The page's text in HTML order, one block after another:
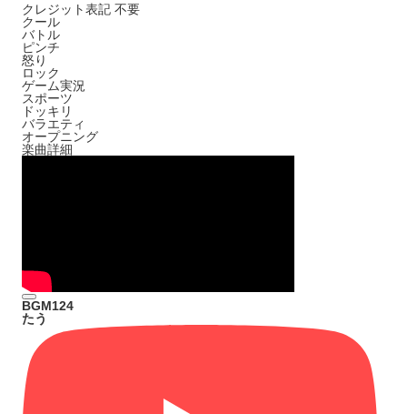
クレジット表記 不要
クール
バトル
ピンチ
怒り
ロック
ゲーム実況
スポーツ
ドッキリ
バラエティ
オープニング
楽曲詳細
BGM124
たう